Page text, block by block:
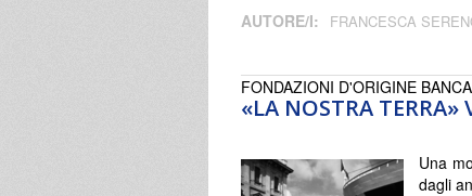
AUTORE/I: FRANCESCA
«LA NOSTRA TERRA»
FONDAZIONI D'ORIGINE
Una
dagli